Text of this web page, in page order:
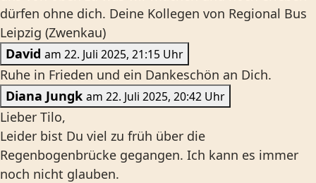
dürfen ohne dich. Deine Kollegen von Regional Bus
Leipzig (Zwenkau)
David
am 22. Juli 2025, 21:15 Uhr
Ruhe in Frieden und ein Dankeschön an Dich.
Diana Jungk
am 22. Juli 2025, 20:42 Uhr
Lieber Tilo,
Leider bist Du viel zu früh über die
Regenbogenbrücke gegangen. Ich kann es immer
noch nicht glauben.